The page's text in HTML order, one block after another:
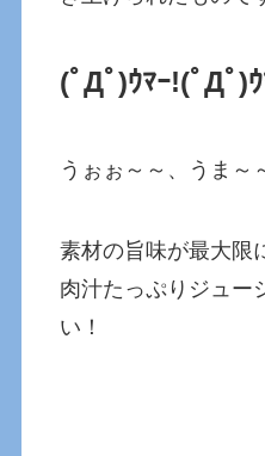
(ﾟДﾟ)ｳﾏｰ!(ﾟДﾟ)
うぉぉ～～、うま～
素材の旨味が最大限
肉汁たっぷりジュー
い！